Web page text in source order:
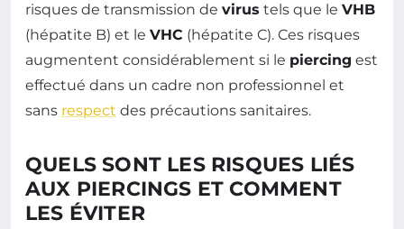
risques de transmission de virus tels que le VHB
(hépatite B) et le VHC (hépatite C). Ces risques
augmentent considérablement si le piercing est
effectué dans un cadre non professionnel et
sans respect des précautions sanitaires.
QUELS SONT LES RISQUES LIÉS
AUX PIERCINGS ET COMMENT
LES ÉVITER